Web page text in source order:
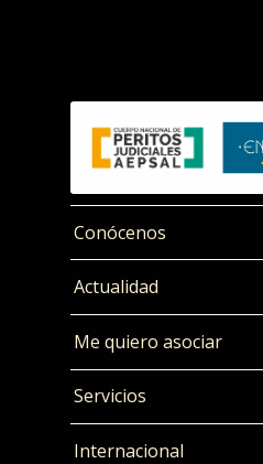
Conócenos
Actualidad
Me quiero asociar
Servicios
Internacional